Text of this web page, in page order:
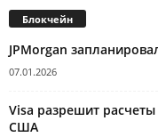
Блокчейн
JPMorgan
07.01.2026
Visa разрешит расчеты
США